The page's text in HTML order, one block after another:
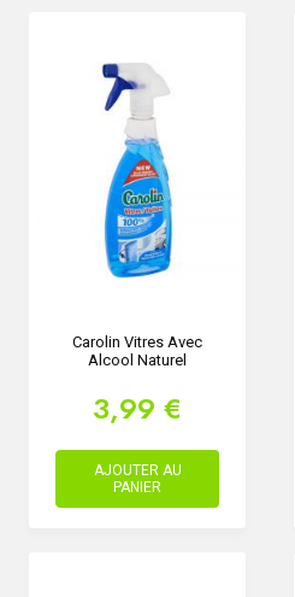
Carolin Vitres Avec
Alcool Naturel
3,99 €
AJOUTER AU
PANIER